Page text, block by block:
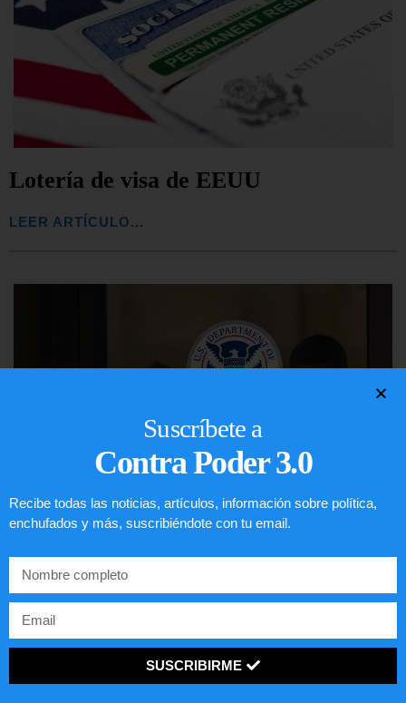
Lotería de visa de EEUU
LEER ARTÍCULO...
Comunistas no son bienvenidos en
EE.UU.
LEER ARTÍCULO...
Suscríbete a
Contra Poder 3.0
Recibe todas las noticias, artículos, información sobre política,
enchufados y más, suscribiéndote con tu email.
SUSCRIBIRME